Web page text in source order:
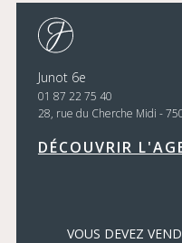
Junot 6e
01 87 22 75 40
28, rue du Cherche Midi -
DÉCOUVRIR
VOUS DEVEZ